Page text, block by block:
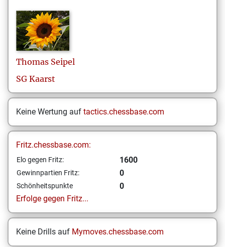
Thomas Seipel
SG Kaarst
Keine Wertung auf tactics.chessbase.com
Fritz.chessbase.com:
Elo gegen Fritz: 1600
Gewinnpartien Fritz: 0
Schönheitspunkte
0
Erfolge gegen Fritz...
Keine Drills auf Mymoves.chessbase.com